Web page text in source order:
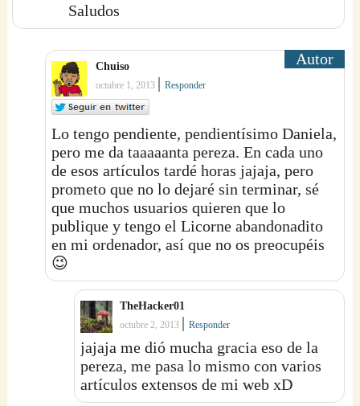
Saludos
Chuiso
octubre 1, 2013 |Responder
Lo tengo pendiente, pendientísimo Daniela,
pero me da taaaaanta pereza. En cada uno
de esos artículos tardé horas jajaja, pero
prometo que no lo dejaré sin terminar, sé
que muchos usuarios quieren que lo
publique y tengo el Licorne abandonadito
en mi ordenador, así que no os preocupéis
😉
TheHacker01
octubre 2, 2013 |Responder
jajaja me dió mucha gracia eso de la
pereza, me pasa lo mismo con varios
artículos extensos de mi web xD